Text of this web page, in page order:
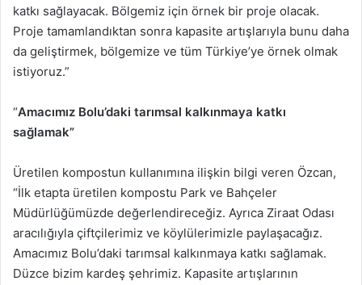
katkı sağlayacak. Bölgemiz için örnek bir proje olacak.
Proje tamamlandıktan sonra kapasite artışlarıyla bunu daha
da geliştirmek, bölgemize ve tüm Türkiye’ye örnek olmak
istiyoruz.”
“Amacımız Bolu’daki tarımsal kalkınmaya katkı
sağlamak”
Üretilen kompostun kullanımına ilişkin bilgi veren Özcan,
“İlk etapta üretilen kompostu Park ve Bahçeler
Müdürlüğümüzde değerlendireceğiz. Ayrıca Ziraat Odası
aracılığıyla çiftçilerimiz ve köylülerimizle paylaşacağız.
Amacımız Bolu’daki tarımsal kalkınmaya katkı sağlamak.
Düzce bizim kardeş şehrimiz. Kapasite artışlarının